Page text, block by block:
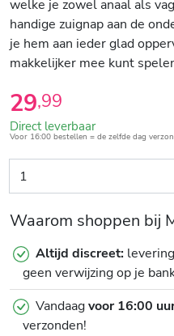
welke je zowel anaal als
handige zuignap aan de
je hem aan ieder glad
makkelijker mee kunt
29,99
Direct leverbaar
Voor 16:00 bestellen = de zelfde dag
Waarom shoppen bij
Altijd discreet:
geen verwijzing op je
Vandaagvoor 16:00
verzonden!